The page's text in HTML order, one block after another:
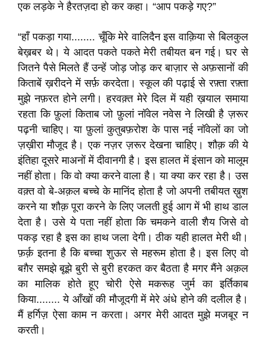
एक लड़के ने हैरतज़दा हो कर कहा। “आप पकड़े गए?”
“हाँ पकड़ा गया........ चूँकि मेरे वालिदैन इस वाक़िया से बिलकुल
बेख़बर थे। ये आदत पकते पकते मेरी तबीयत बन गई। घर से
जितने पैसे मिलते हैं उन्हें जोड़ जोड़ कर बाज़ार से अफ़सानों की
किताबें ख़रीदने में सर्फ़ करदेता। स्कूल की पढ़ाई से रफ़्ता रफ़्ता
मुझे नफ़रत होने लगी। हरवक़्त मेरे दिल में यही ख़याल समाया
रहता कि फ़ुलां किताब जो फ़ुलां नॉवेल नवेस ने लिखी है ज़रूर
पढ़नी चाहिए। या फ़ुलां कुतुबफ़रोश के पास नई नॉवेलों का जो
ज़ख़ीरा मौजूद है। एक नज़र ज़रूर देखना चाहिए। शौक़ की ये
इंतिहा दूसरे माअनों में दीवानगी है। इस हालत में इंसान को मालूम
नहीं होता। कि वो क्या करने वाला है। या क्या कर रहा है। उस
वक़्त वो बे-अक़ल बच्चे के मानिंद होता है जो अपनी तबीयत ख़ुश
करने या शौक़ पूरा करने के लिए जलती हुई आग में भी हाथ डाल
देता है। उसे ये पता नहीं होता कि चमकने वाली शैय जिसे वो
पकड़ रहा है इस का हाथ जला देगी। ठीक यही हालत मेरी थी।
फ़र्क़ इतना है कि बच्चा शुऊर से महरूम होता है। इस लिए वो
बग़ैर समझे बूझे बुरी से बुरी हरकत कर बैठता है मगर मैंने अक़ल
का मालिक होते हूए चोरी ऐसे मकरूह जुर्म का इर्तिकाब
किया........ ये आँखों की मौजूदगी में मेरे अंधे होने की दलील है।
मैं हर्गिज़ ऐसा काम न करता। अगर मेरी आदत मुझे मजबूर न
करती।